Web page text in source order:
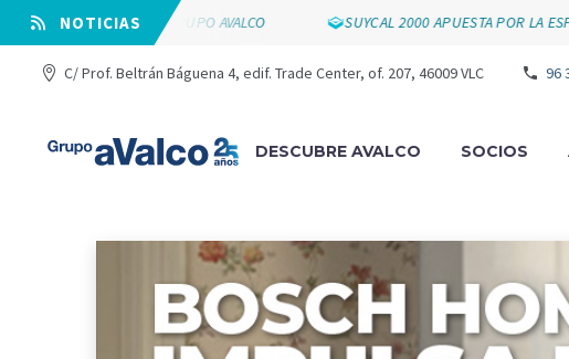
⠀NOTICIAS
25 AÑOS DE GRUPO AVALCO SUYCAL 2000 APUESTA POR LA
C/ Prof. Beltrán Báguena 4, edif. Trade Center, of. 207, 46009 VLC 96
DESCUBRE AVALCO SOCIOS